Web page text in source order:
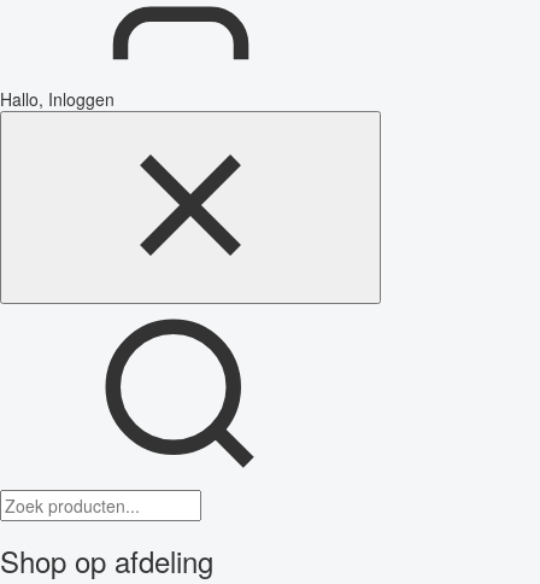
Hallo, Inloggen
Shop op afdeling